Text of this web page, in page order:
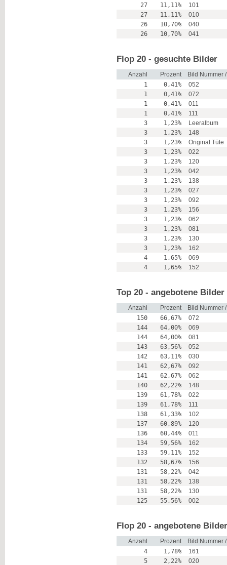
27
11,11%
101
27
11,11%
010
26
10,70%
040
26
10,70% 041
Flop 20 - gesuchte Bilder
Anzahl Prozent
Bild Nummer
1
0,41%
052
1
0,41%
072
1
0,41%
011
1
0,41%
111
3
1,23%
Leeralbum
3
1,23%
148
3
1,23%
Original Tüte
3
1,23%
022
3
1,23%
120
3
1,23%
042
3
1,23%
138
3
1,23%
027
3
1,23%
092
3
1,23%
156
3
1,23%
062
3
1,23%
081
3
1,23%
130
3
1,23%
162
4
1,65%
069
4
1,65% 152
Top 20 - angebotene Bilder
Anzahl Prozent
Bild Nummer
150
66,67%
072
144
64,00%
069
144
64,00%
081
143
63,56%
052
142
63,11%
030
141
62,67%
092
141
62,67%
062
140
62,22%
148
139
61,78%
022
139
61,78%
111
138
61,33%
102
137
60,89%
120
136
60,44%
011
134
59,56%
162
133
59,11%
152
132
58,67%
156
131
58,22%
042
131
58,22%
138
131
58,22%
130
125
55,56% 002
Flop 20 - angebotene Bilder
Anzahl Prozent
Bild Nummer
4
1,78%
161
5
2,22%
020